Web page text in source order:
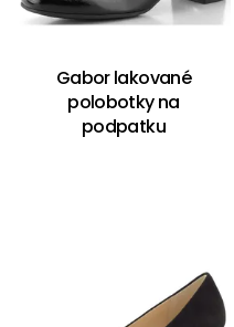
Gabor lakované
polobotky na
podpatku